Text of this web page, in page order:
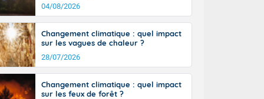
04/08/2026
Changement climatique : quel impact
sur les vagues de chaleur ?
28/07/2026
Changement climatique : quel impact
sur les feux de forêt ?